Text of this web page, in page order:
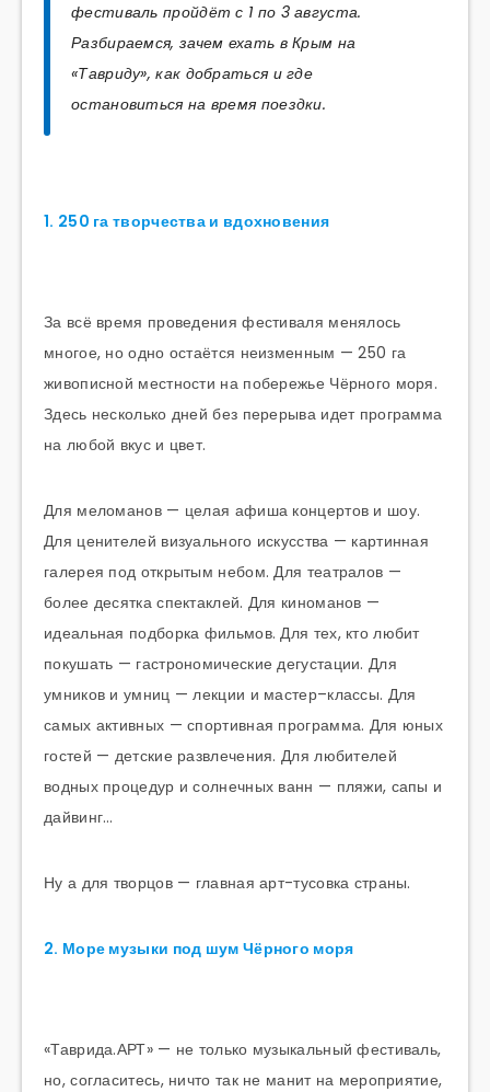
фестиваль пройдёт с 1 по 3 августа.
Разбираемся, зачем ехать в Крым на
«Тавриду», как добраться и где
остановиться на время поездки.
1. 250 га творчества и вдохновения
За всё время проведения фестиваля менялось
многое, но одно остаётся неизменным — 250 га
живописной местности на побережье Чёрного моря.
Здесь несколько дней без перерыва идет программа
на любой вкус и цвет.
Для меломанов — целая афиша концертов и шоу.
Для ценителей визуального искусства — картинная
галерея под открытым небом. Для театралов —
более десятка спектаклей. Для киноманов —
идеальная подборка фильмов. Для тех, кто любит
покушать — гастрономические дегустации. Для
умников и умниц — лекции и мастер–классы. Для
самых активных — спортивная программа. Для юных
гостей — детские развлечения. Для любителей
водных процедур и солнечных ванн — пляжи, сапы и
дайвинг…
Ну а для творцов — главная арт-тусовка страны.
2. Море музыки под шум Чёрного моря
«Таврида.АРТ» — не только музыкальный фестиваль,
но, согласитесь, ничто так не манит на мероприятие,